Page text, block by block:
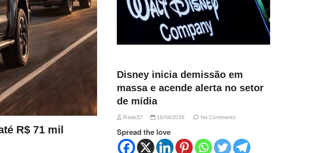
R$ 71 mil
Disney inicia demissão em
massa e acende alerta no setor
de mídia
Rede37 16/04/2026 No Comments
Spread the love